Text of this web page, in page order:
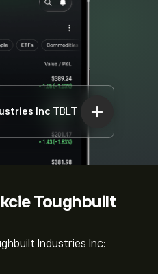
Inc TBLT
Toughbuilt
Industries Inc: